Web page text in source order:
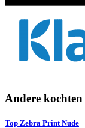
Andere
Top Zebra Print Nude